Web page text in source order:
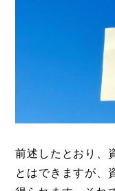
前述したとおり、
とはできますが、